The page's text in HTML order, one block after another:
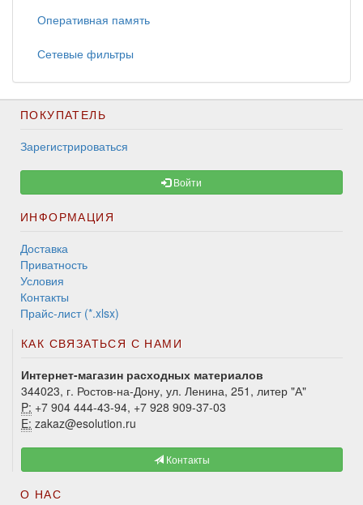
Оперативная память
Сетевые фильтры
ПОКУПАТЕЛЬ
Зарегистрироваться
Войти
ИНФОРМАЦИЯ
Доставка
Приватность
Условия
Контакты
Прайс-лист (*.xlsx)
КАК СВЯЗАТЬСЯ С НАМИ
Интернет-магазин расходных материалов
344023, г. Ростов-на-Дону, ул. Ленина, 251, литер "А"
P: +7 904 444-43-94, +7 928 909-37-03
E: zakaz@esolution.ru
Контакты
О НАС